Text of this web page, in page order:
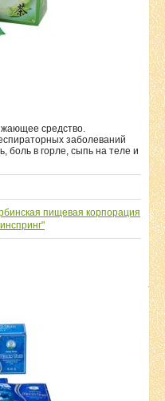
средство.
заболеваний
боль в горле, сыпь на теле и
пищевая корпорация